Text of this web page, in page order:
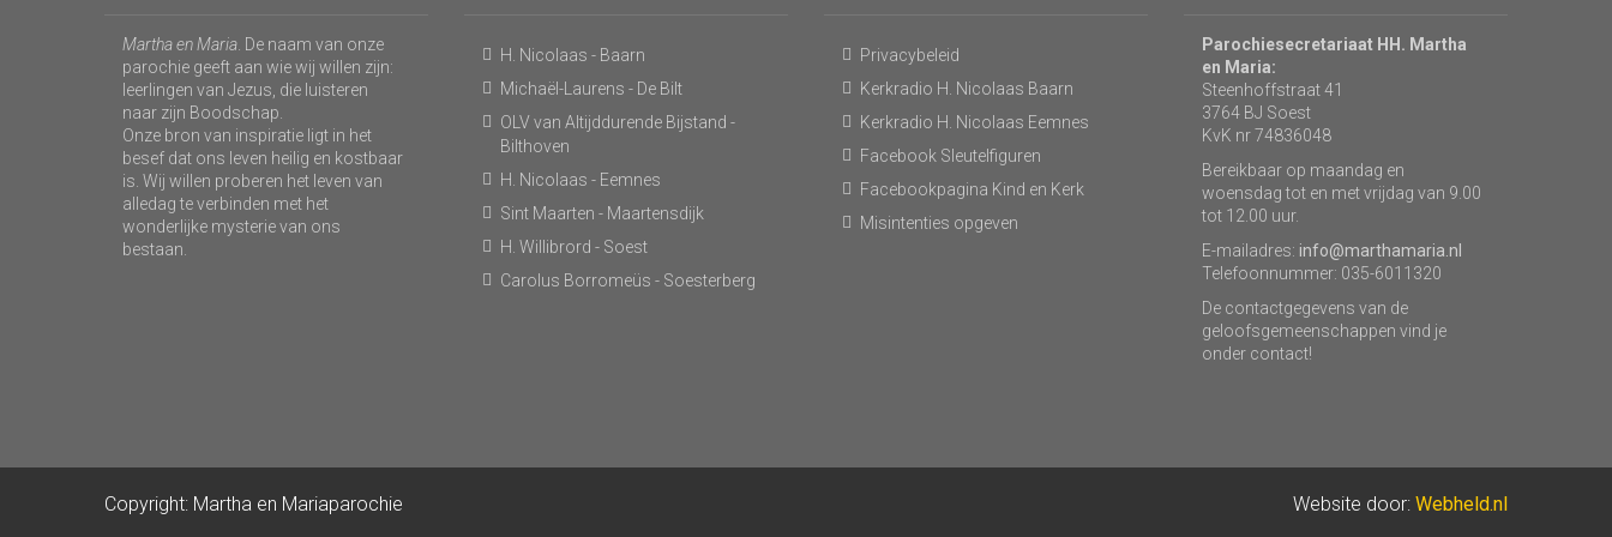
Martha en Maria . De naam van onze
parochie geeft aan wie wij willen zijn:
leerlingen van Jezus, die luisteren
naar zijn Boodschap.
Onze bron van inspiratie ligt in het
besef dat ons leven heilig en kostbaar
is. Wij willen proberen het leven van
alledag te verbinden met het
wonderlijke mysterie van ons
bestaan.
H. Nicolaas - Baarn
Michaël-Laurens - De Bilt
OLV van Altijddurende Bijstand -
Bilthoven
H. Nicolaas - Eemnes
Sint Maarten - Maartensdijk
H. Willibrord - Soest
Carolus Borromeüs - Soesterberg
Privacybeleid
Kerkradio H. Nicolaas Baarn
Kerkradio H. Nicolaas Eemnes
Facebook Sleutelfiguren
Facebookpagina Kind en Kerk
Misintenties opgeven
Parochiesecretariaat HH. Martha
en Maria:
Steenhoffstraat 41
3764 BJ Soest
KvK nr 74836048
Bereikbaar op maandag en
woensdag tot en met vrijdag van 9.00
tot 12.00 uur.
E-mailadres: info@marthamaria.nl
Telefoonnummer: 035-6011320
De contactgegevens van de
geloofsgemeenschappen vind je
onder contact!
Copyright: Martha en Mariaparochie Website door: Webheld.nl